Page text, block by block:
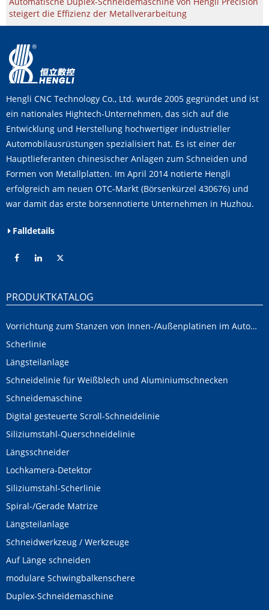
steigert die Effizienz der Metallverarbeitung
Hengli CNC Technology Co., Ltd. wurde 2005 gegründet und ist
ein nationales Hightech-Unternehmen, das sich auf die
Entwicklung und Herstellung hochwertiger industrieller
Automobilausrüstungen spezialisiert hat. Es ist einer der
Hauptlieferanten chinesischer Anlagen zum Schneiden und
Formen von Metallplatten. Im April 2014 notierte Hengli
erfolgreich am neuen OTC-Markt (Börsenkürzel 430676) und
war damit das erste börsennotierte Unternehmen in Huzhou.
Falldetails
PRODUKTKATALOG
Vorrichtung zum Stanzen von Innen-/Außenplatinen im Automobilbereich
Scherlinie
Längsteilanlage
Schneidelinie für Weißblech und Aluminiumschnecken
Schneidemaschine
Digital gesteuerte Scroll-Schneidelinie
Siliziumstahl-Querschneidelinie
Längsschneider
Lochkamera-Detektor
Siliziumstahl-Scherlinie
Spiral-/Gerade Matrize
Längsteilanlage
Schneidwerkzeug / Werkzeuge
Auf Länge schneiden
modulare Schwingbalkenschere
Duplex-Schneidemaschine